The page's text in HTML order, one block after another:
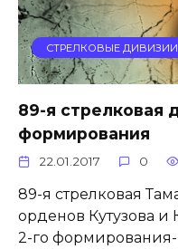
СТРЕЛКОВЫЕ ДИВИЗИИ
89-я стрелковая
формирования
22.01.2017 0
89-я стрелковая
орденов Кутузова
2-го